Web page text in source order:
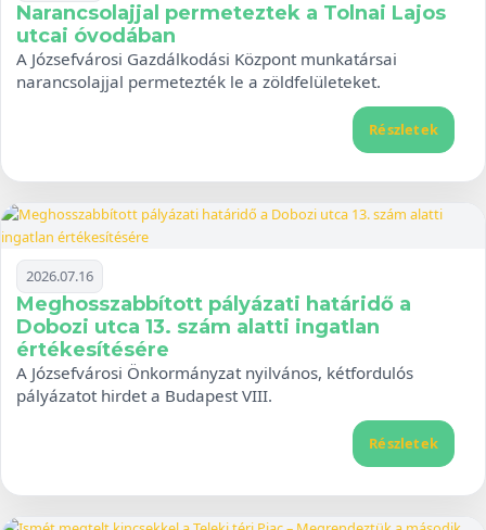
Narancsolajjal permeteztek a Tolnai Lajos
utcai óvodában
A Józsefvárosi Gazdálkodási Központ munkatársai
narancsolajjal permetezték le a zöldfelületeket.
Részletek
2026.07.16
Meghosszabbított pályázati határidő a
Dobozi utca 13. szám alatti ingatlan
értékesítésére
A Józsefvárosi Önkormányzat nyilvános, kétfordulós
pályázatot hirdet a Budapest VIII.
Részletek